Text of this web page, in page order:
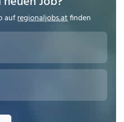
aufregionaljobs.atfinden